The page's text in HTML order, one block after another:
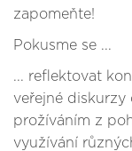
zapomeňte!
Pokusme se ...
... reflektovat
veřejné diskurzy
prožíváním z
využívání